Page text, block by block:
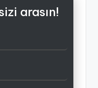
arasın!